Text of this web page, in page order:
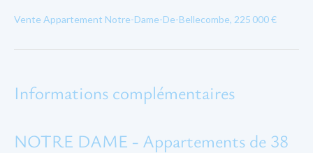
Vente Appartement Notre-Dame-De-Bellecombe, 225 000 €
Informations complémentaires
NOTRE DAME - Appartements de 38